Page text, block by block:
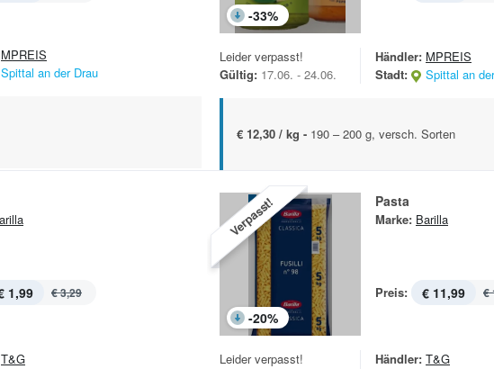
MPREIS
Spittal an der Drau
-33%
Leider verpasst!
Gültig: 17.06. - 24.06.
Händler: MPREIS
Stadt:
Spittal an
€ 12,30 / kg - 190 – 200 g, versch. Sorten
1,99 € 3,29
T&G
Verpasst!
-20%
Pasta
Marke: Barilla
Preis: € 11,99 €
Leider verpasst!
Händler: T&G